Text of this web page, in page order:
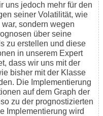
uns jedoch mehr für den
seiner Volatilität, wie
sondern wegen
über seine
zu erstellen und diese
in unserem Expert
dass wir uns mit der
bisher mit der Klasse
Die Implementierung
auf dem Graph der
zu der prognostizierten
Implementierung wird